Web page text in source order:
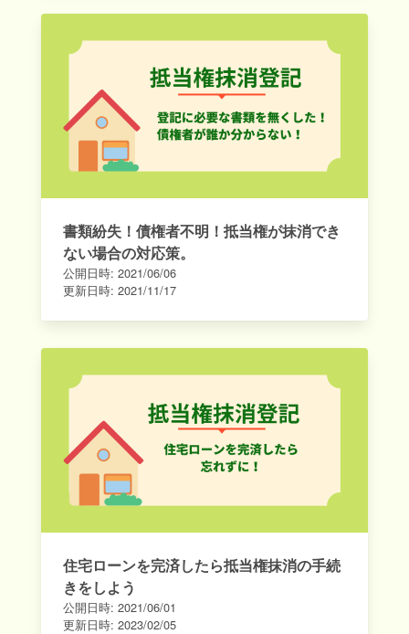
書類紛失！債権者不明！抵当権が抹消でき
ない場合の対応策。
公開日時: 2021/06/06
更新日時: 2021/11/17
住宅ローンを完済したら抵当権抹消の手続
きをしよう
公開日時: 2021/06/01
更新日時: 2023/02/05